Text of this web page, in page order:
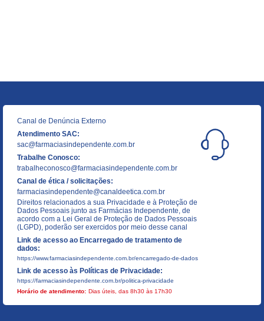
Canal de Denúncia Externo
Atendimento SAC:
sac@farmaciasindependente.com.br
Trabalhe Conosco:
trabalheconosco@farmaciasindependente.com.br
Canal de ética / solicitações:
farmaciasindependente@canaldeetica.com.br
Direitos relacionados a sua Privacidade e à Proteção de
Dados Pessoais junto as Farmácias Independente, de
acordo com a Lei Geral de Proteção de Dados Pessoais
(LGPD), poderão ser exercidos por meio desse canal
Link de acesso ao Encarregado de tratamento de
dados:
https://www.farmaciasindependente.com.br/encarregado-de-dados
Link de acesso às Políticas de Privacidade:
https://farmaciasindependente.com.br/politica-privacidade
Horário de atendimento: Dias úteis, das 8h30 às 17h30